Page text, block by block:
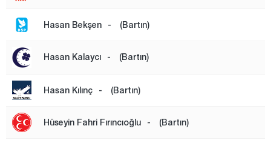
Çankırı
Çorum
Denizli
Diyarbakır
Düzce
Elazığ
Hasan Bekşen - (Bartın)
Hasan Kalaycı - (Bartın)
Hasan Kılınç - (Bartın)
Hüseyin Fahri Fırıncıoğlu - (Bartın)